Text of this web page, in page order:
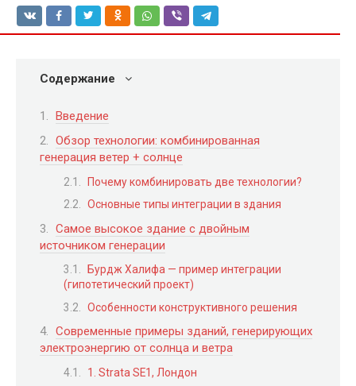
Содержание
Введение
Обзор технологии: комбинированная
генерация ветер + солнце
Почему комбинировать две технологии?
Основные типы интеграции в здания
Самое высокое здание с двойным
источником генерации
Бурдж Халифа — пример интеграции
(гипотетический проект)
Особенности конструктивного решения
Современные примеры зданий, генерирующих
электроэнергию от солнца и ветра
1. Strata SE1, Лондон